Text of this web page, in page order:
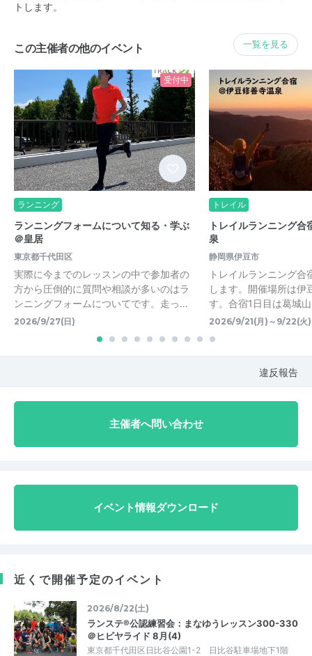
トします。
この主催者の他のイベント 一覧を見る
受付中
ランニング
ランニングフォームについて知る・学ぶ
＠皇居
東京都千代田区
実際に今までのレッスンの中で参加者の
方から圧倒的に質問や相談が多いのはラ
ンニングフォームについてです。走っ…
2026/9/27(日)
トレイル
トレイルランニング合
泉
静岡県伊豆市
トレイルランニング合
します。開催場所は伊
す。合宿1日目は葛城
2026/9/21(月)～9/22(火)
違反報告
主催者へ問い合わせ
イベント情報ダウンロード
近くで開催予定のイベント
2026/8/22(土)
ランステ®公認練習会：まなゆうレッスン300-330
＠ヒビヤライド 8月(4)
東京都千代田区日比谷公園1-2 日比谷駐車場地下1階